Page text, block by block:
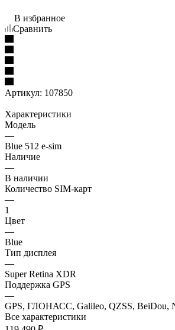
В избранное
Сравнить
Артикул: 107850
Характеристики
Модель
—
Blue 512 e-sim
Наличие
—
В наличии
Количество SIM-карт
—
1
Цвет
—
Blue
Тип дисплея
—
Super Retina XDR
Поддержка GPS
—
GPS, ГЛОНАСС, Galileo, QZSS, BeiDou,
Все характеристики